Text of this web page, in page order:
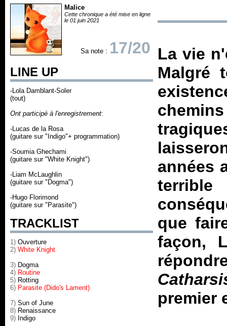
Malice
Cette chronique a été mise en ligne
le 01 juin 2021
Sa note : 17/20
LINE UP
-Lola Damblant-Soler
(tout)
Ont participé à l'enregistrement:
-Lucas de la Rosa
(guitare sur "Indigo"+ programmation)
-Soumia Ghechami
(guitare sur "White Knight")
-Liam McLaughlin
(guitare sur "Dogma")
-Hugo Florimond
(guitare sur "Parasite")
TRACKLIST
1) Ouverture
2) White Knight
3) Dogma
4) Routine
5) Rotting
6) Parasite (Dido's Lament)
7) Sun of June
8) Renaissance
9) Indigo
La vie
Malgré
années
que
façon,
premier